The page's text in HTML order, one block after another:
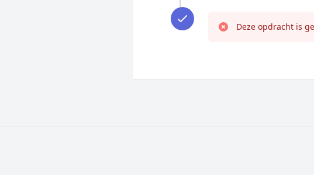
Deze opdracht is